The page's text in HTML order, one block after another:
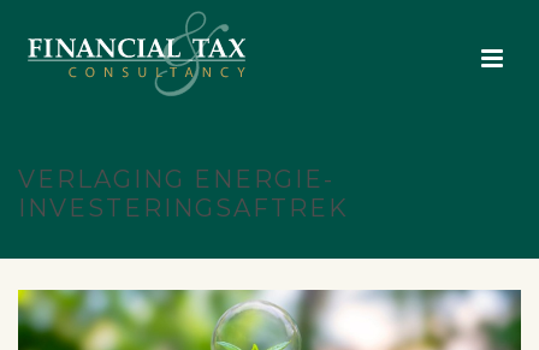
VERLAGING ENERGIE-
INVESTERINGSAFTREK